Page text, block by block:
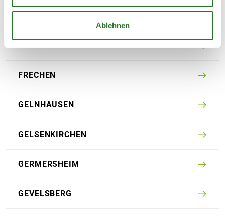
Ablehnen
EUS­KIRCHEN
FRECHEN
GELN­HAUSEN
GELSENKIRCHEN
GERMERS­HEIM
GEVELS­BERG